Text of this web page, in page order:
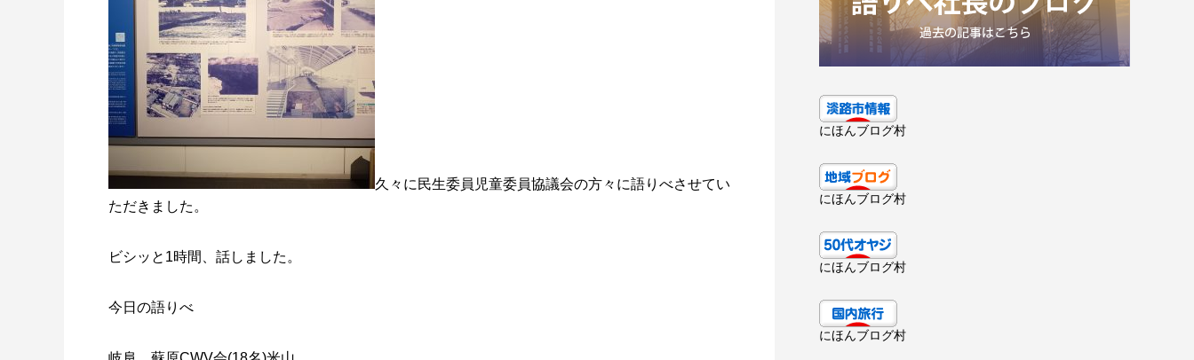
久々に民生委員児童委員協議会の方々に語りべさせてい
ただきました。
ビシッと1時間、話しました。
今日の語りべ
にほんブログ村
にほんブログ村
にほんブログ村
にほんブログ村